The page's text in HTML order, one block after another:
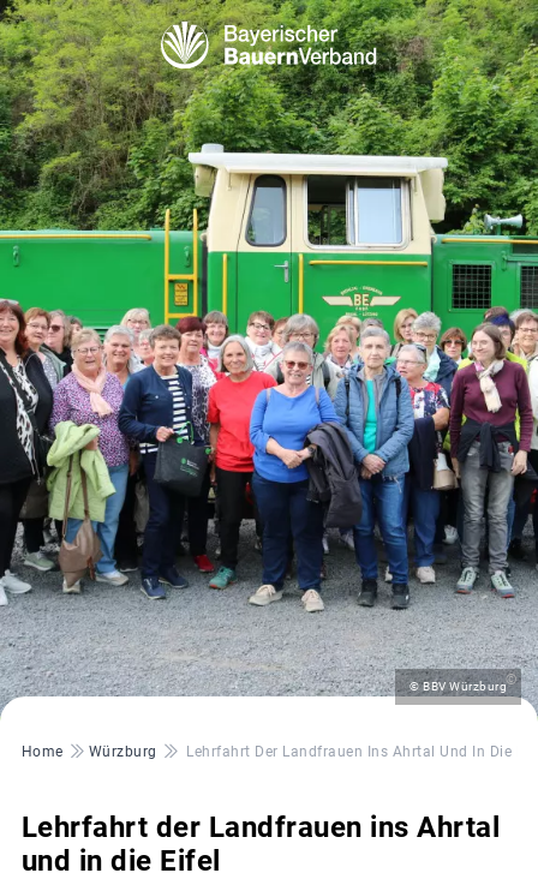
© BBV Würzburg©
Pfadnavigation
Home Würzburg Lehrfahrt Der Landfrauen Ins Ahrtal Und In Die
Lehrfahrt der Landfrauen ins Ahrtal
und in die Eifel